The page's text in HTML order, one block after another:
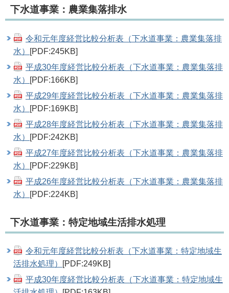
下水道事業：農業集落排水
令和元年度経営比較分析表（下水道事業：農業集落排
水）
[PDF:245KB]
平成30年度経営比較分析表（下水道事業：農業集落排
水）
[PDF:166KB]
平成29年度経営比較分析表（下水道事業：農業集落排
水）
[PDF:169KB]
平成28年度経営比較分析表（下水道事業：農業集落排
水）
[PDF:242KB]
平成27年度経営比較分析表（下水道事業：農業集落排
水）
[PDF:229KB]
平成26年度経営比較分析表（下水道事業：農業集落排
水）
[PDF:224KB]
下水道事業：特定地域生活排水処理
令和元年度経営比較分析表（下水道事業：特定地域生
活排水処理）
[PDF:249KB]
平成30年度経営比較分析表（下水道事業：特定地域生